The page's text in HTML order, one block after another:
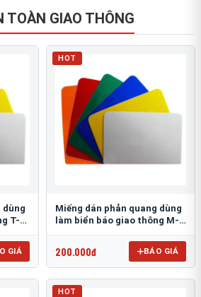
TOÀN GIAO THÔNG
dùng
T-
GIÁ
HOT
Miếng dán phản quang dùng
làm biển báo giao thông M-
200.000đ BÁO GIÁ
HOT